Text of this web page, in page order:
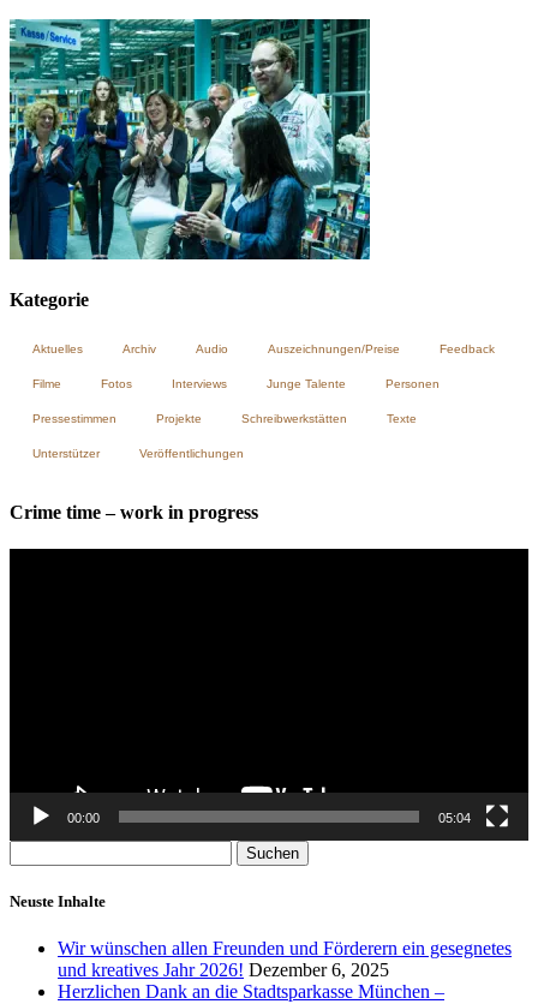
Kategorie
Aktuelles Archiv Audio Auszeichnungen/Preise Feedback
Filme Fotos Interviews Junge Talente Personen
Pressestimmen Projekte Schreibwerkstätten Texte
Unterstützer Veröffentlichungen
Crime time – work in progress
00:00 05:04
nach:
Neuste Inhalte
Wir wünschen allen Freunden und Förderern ein gesegnetes
und kreatives Jahr 2026! Dezember 6, 2025
Herzlichen Dank an die Stadtsparkasse München –